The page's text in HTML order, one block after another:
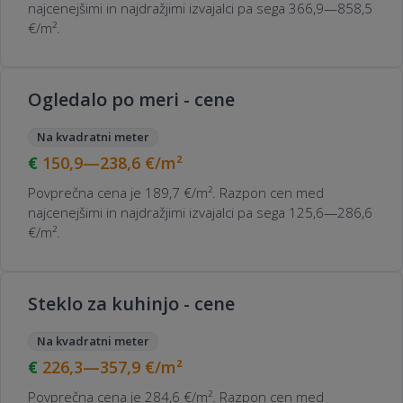
najcenejšimi in najdražjimi izvajalci pa sega 366,9—858,5
€/m².
Ogledalo po meri - cene
Na kvadratni meter
150,9—238,6 €/m²
Povprečna cena je 189,7 €/m². Razpon cen med
najcenejšimi in najdražjimi izvajalci pa sega 125,6—286,6
€/m².
Steklo za kuhinjo - cene
Na kvadratni meter
226,3—357,9 €/m²
Povprečna cena je 284,6 €/m². Razpon cen med